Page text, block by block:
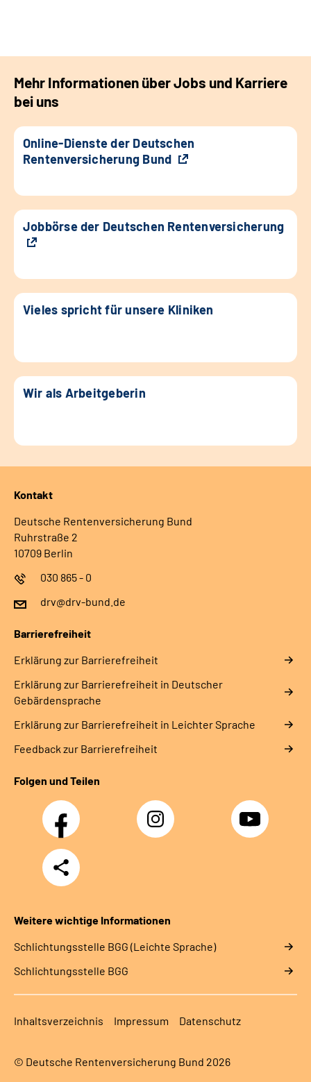
Mehr Informationen über Jobs und Karriere
bei uns
Online-Dienste der Deutschen
Rentenversicherung Bund
Jobbörse der Deutschen Rentenversicherung
Vieles spricht für unsere Kliniken
Wir als Arbeitgeberin
Kontakt
Deutsche Rentenversicherung Bund
Ruhrstraße 2
10709 Berlin
030 865 - 0
drv@drv-bund.de
Barrierefreiheit
Erklärung zur Barrierefreiheit
Erklärung zur Barrierefreiheit in Deutscher
Gebärdensprache
Erklärung zur Barrierefreiheit in Leichter Sprache
Feedback zur Barrierefreiheit
Folgen und Teilen
Facebook Instagram YouTube
Teilen
Weitere wichtige Informationen
Schlich­tungs­stel­le BGG (Leichte Sprache)
Schlich­tungs­stel­le BGG
Inhaltsverzeichnis Impressum Datenschutz
© Deutsche Rentenversicherung Bund 2026